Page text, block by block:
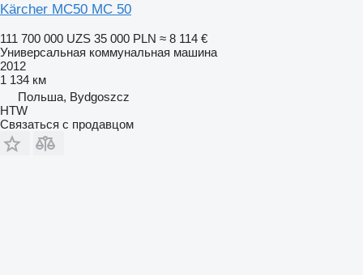
Kärcher MC50 MC 50
111 700 000 UZS 35 000 PLN ≈ 8 114 €
Универсальная коммунальная машина
2012
1 134 км
Польша, Bydgoszcz
HTW
Связаться с продавцом